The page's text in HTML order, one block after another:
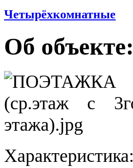
Четырёхкомнатные
Об объекте:
Характеристика: